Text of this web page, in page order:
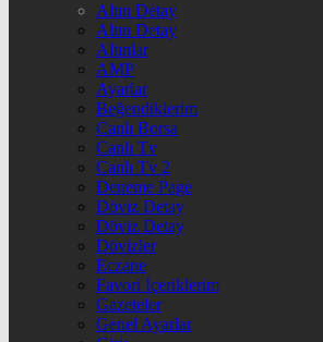
Altın Detay
Altın Detay
Altınlar
AMP
Ayarlar
Beğendiklerim
Canlı Borsa
Canlı Tv
Canlı Tv 2
Deneme Page
Döviz Detay
Döviz Detay
Dövizler
Eczane
Favori İçeriklerim
Gazeteler
Genel Ayarlar